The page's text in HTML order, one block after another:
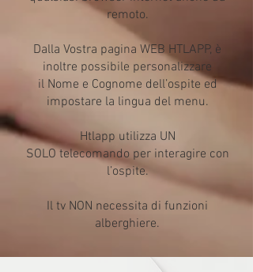
remoto.
Dalla Vostra pagina WEB HTLAPP, è
inoltre possibile personalizzare
il Nome e Cognome dell’ospite ed
impostare la lingua del menu.
Htlapp utilizza UN
SOLO telecomando per interagire con
l’ospite.
Il tv NON necessita di funzioni
alberghiere.